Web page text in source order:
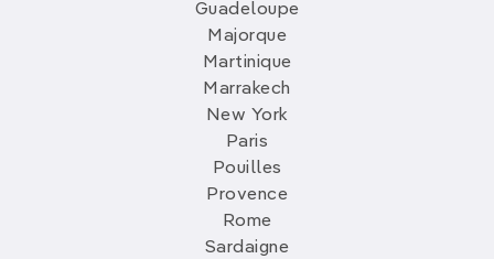
Guadeloupe
Majorque
Martinique
Marrakech
New York
Paris
Pouilles
Provence
Rome
Sardaigne